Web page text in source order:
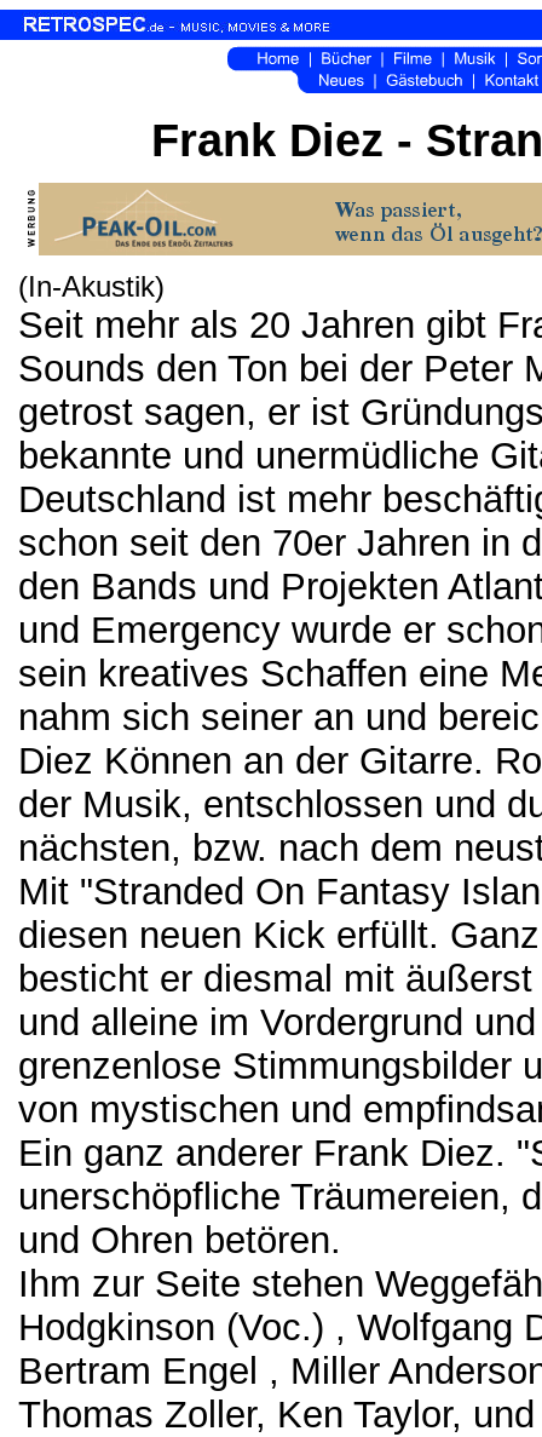
Frank Diez -
(In-Akustik)
Seit mehr als 20 Jahren gibt
Sounds den Ton bei der Peter
getrost sagen, er ist
bekannte und unermüdliche
Deutschland ist mehr
schon seit den 70er Jahren in
den Bands und Projekten
und Emergency wurde er
sein kreatives Schaffen eine
nahm sich seiner an und
Diez Können an der Gitarre.
der Musik, entschlossen und
nächsten, bzw. nach dem
Mit "Stranded On Fantasy
diesen neuen Kick erfüllt.
besticht er diesmal mit
und alleine im Vordergrund
grenzenlose Stimmungsbilder
von mystischen und
Ein ganz anderer Frank Diez.
unerschöpfliche Träumereien,
und Ohren betören.
Ihm zur Seite stehen
Hodgkinson (Voc.) , Wolfgang
Bertram Engel , Miller
Thomas Zoller, Ken Taylor,